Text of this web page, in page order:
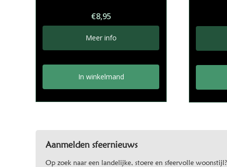
€8,95
Meer info
In winkelmand
Aanmelden sfeernieuws
Op zoek naar een landelijke, stoere en sfeervolle woonstijl?